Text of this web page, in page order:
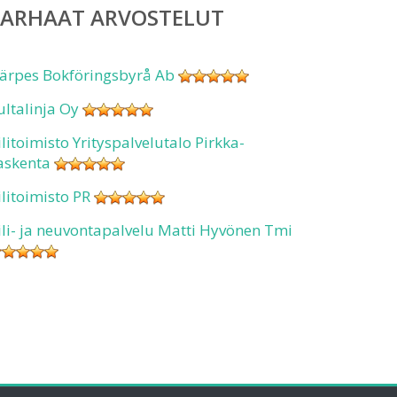
ARVOSTELUT
Bokföringsbyrå Ab
Oy
Yrityspalvelutalo Pirkka-
PR
ja neuvontapalvelu Matti Hyvönen Tmi